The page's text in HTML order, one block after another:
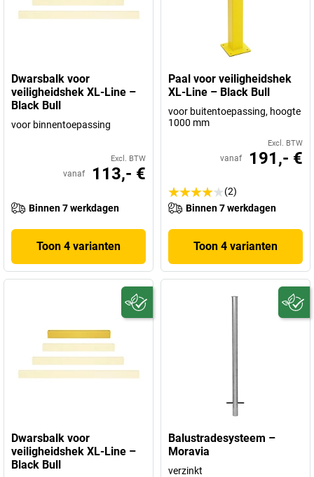
Dwarsbalk voor
veiligheidshek XL-Line –
Black Bull
voor binnentoepassing
Excl. BTW
vanaf 113,- €
Binnen 7 werkdagen
Toon 4 varianten
Paal voor veiligheidshek
XL-Line – Black Bull
voor buitentoepassing, hoogte
1000 mm
Excl. BTW
vanaf 191,- €
(2)
Binnen 7 werkdagen
Toon 4 varianten
Dwarsbalk voor
veiligheidshek XL-Line –
Black Bull
Balustradesysteem –
Moravia
verzinkt